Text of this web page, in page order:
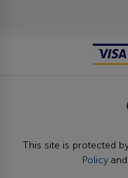
This site is protected
Policy and